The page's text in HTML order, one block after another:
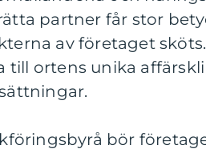
partner får stor
av företaget
till ortens unika
bör